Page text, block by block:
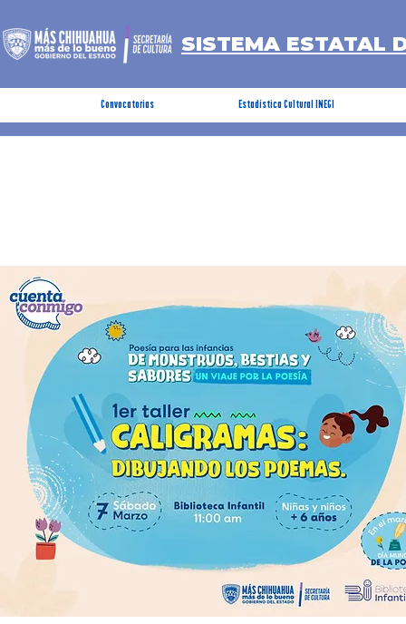
SISTEMA ESTATAL
Convocatorias Estadística Cultural INEGI